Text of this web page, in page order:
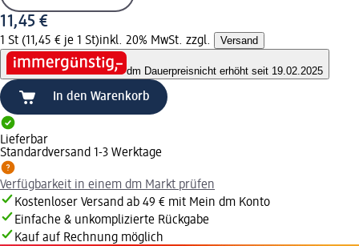
11,45 €
1 St (11,45 € je 1 St)inkl. 20% MwSt. zzgl. Versand
dm Dauerpreisnicht erhöht seit 19.02.2025
In den Warenkorb
Lieferbar
Standardversand 1-3 Werktage
Verfügbarkeit in einem dm Markt prüfen
Kostenloser Versand ab 49 € mit Mein dm Konto
Einfache & unkomplizierte Rückgabe
Kauf auf Rechnung möglich